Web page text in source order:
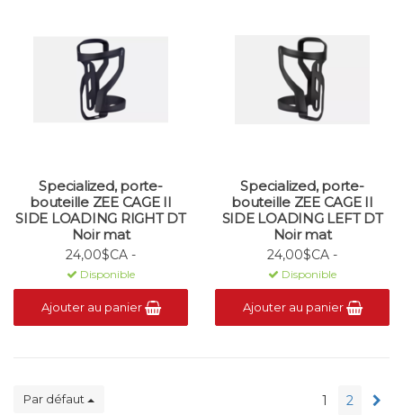
Specialized, porte-
bouteille ZEE CAGE II
SIDE LOADING RIGHT DT
Noir mat
24,00$CA -
Disponible
Ajouter au panier
Specialized, porte-
bouteille ZEE CAGE II
SIDE LOADING LEFT DT
Noir mat
24,00$CA -
Disponible
Ajouter au panier
Par défaut 1 2